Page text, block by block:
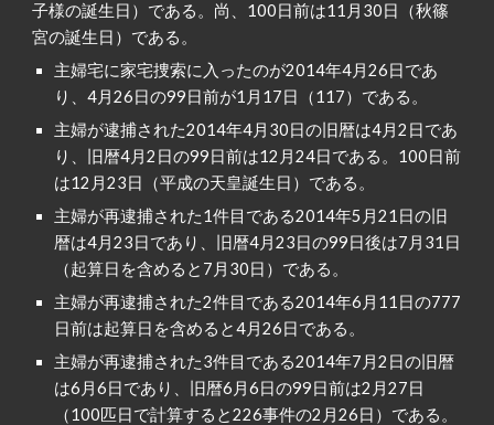
子様の誕生日）である。尚、100日前は11月30日（秋篠
宮の誕生日）である。
主婦宅に家宅捜索に入ったのが2014年4月26日であ
り、4月26日の99日前が1月17日（117）である。
主婦が逮捕された2014年4月30日の旧暦は4月2日であ
り、旧暦4月2日の99日前は12月24日である。100日前
は12月23日（平成の天皇誕生日）である。
主婦が再逮捕された1件目である2014年5月21日の旧
暦は4月23日であり、旧暦4月23日の99日後は7月31日
（起算日を含めると7月30日）である。
主婦が再逮捕された2件目である2014年6月11日の777
日前は起算日を含めると4月26日である。
主婦が再逮捕された3件目である2014年7月2日の旧暦
は6月6日であり、旧暦6月6日の99日前は2月27日
（100匹日で計算すると226事件の2月26日）である。